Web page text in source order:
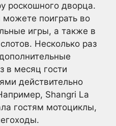
роскошного дворца.
можете поиграть во
игры, а также в
Несколько раз
в месяц гости
действительно
Shangri La
гостям мотоциклы,